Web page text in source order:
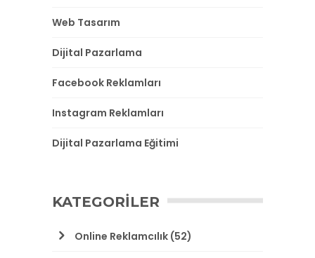
Web Tasarım
Dijital Pazarlama
Facebook Reklamları
Instagram Reklamları
Dijital Pazarlama Eğitimi
KATEGORILER
Online Reklamcılık (52)